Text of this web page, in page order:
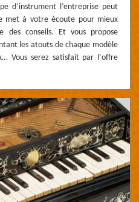
d’instrument l’entreprise peut
met à votre écoute pour mieux
des conseils. Et vous propose
les atouts de chaque modèle
Vous serez satisfait par l‘offre